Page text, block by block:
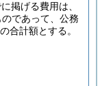
掲げる費用は、
であって、公務
合計額とする。